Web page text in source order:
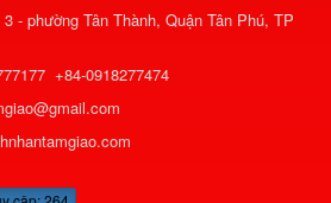
- phường Tân Thành, Quận Tân Phú, TP
+84-0918277474